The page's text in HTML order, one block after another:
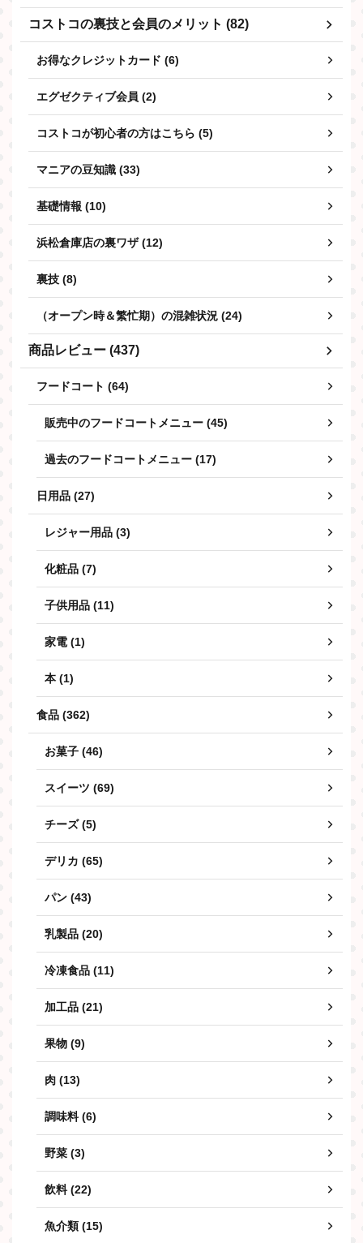
コストコの裏技と会員のメリット (82)
お得なクレジットカード (6)
エグゼクティブ会員 (2)
コストコが初心者の方はこちら (5)
マニアの豆知識 (33)
基礎情報 (10)
浜松倉庫店の裏ワザ (12)
裏技 (8)
（オープン時＆繁忙期）の混雑状況 (24)
商品レビュー (437)
フードコート (64)
販売中のフードコートメニュー (45)
過去のフードコートメニュー (17)
日用品 (27)
レジャー用品 (3)
化粧品 (7)
子供用品 (11)
家電 (1)
本 (1)
食品 (362)
お菓子 (46)
スイーツ (69)
チーズ (5)
デリカ (65)
パン (43)
乳製品 (20)
冷凍食品 (11)
加工品 (21)
果物 (9)
肉 (13)
調味料 (6)
野菜 (3)
飲料 (22)
魚介類 (15)